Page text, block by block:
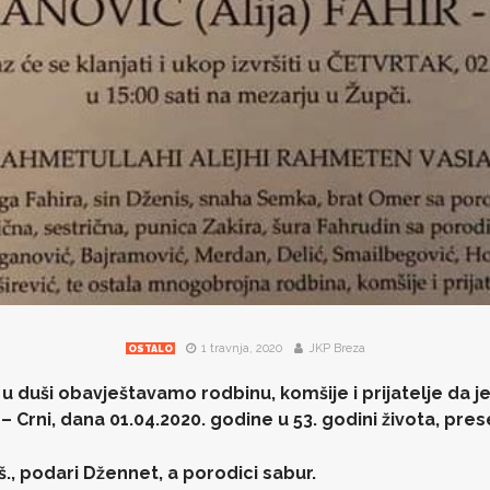
OSTALO 1 travnja, 2020 JKP Breza
duši obavještavamo rodbinu, komšije i prijatelje da
Crni, dana 01.04.2020. godine u 53. godini života,
podari Džennet, a porodici sabur.